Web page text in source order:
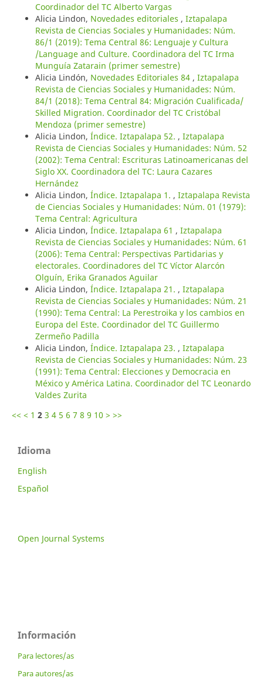
Coordinador del TC Alberto Vargas
Alicia Lindon, Novedades editoriales , Iztapalapa
Revista de Ciencias Sociales y Humanidades: Núm.
86/1 (2019): Tema Central 86: Lenguaje y Cultura
/Language and Culture. Coordinadora del TC Irma
Munguía Zatarain (primer semestre)
Alicia Lindón, Novedades Editoriales 84 , Iztapalapa
Revista de Ciencias Sociales y Humanidades: Núm.
84/1 (2018): Tema Central 84: Migración Cualificada/
Skilled Migration. Coordinador del TC Cristóbal
Mendoza (primer semestre)
Alicia Lindon, Índice. Iztapalapa 52. , Iztapalapa
Revista de Ciencias Sociales y Humanidades: Núm. 52
(2002): Tema Central: Escrituras Latinoamericanas del
Siglo XX. Coordinadora del TC: Laura Cazares
Hernández
Alicia Lindon, Índice. Iztapalapa 1. , Iztapalapa Revista
de Ciencias Sociales y Humanidades: Núm. 01 (1979):
Tema Central: Agricultura
Alicia Lindon, Índice. Iztapalapa 61 , Iztapalapa
Revista de Ciencias Sociales y Humanidades: Núm. 61
(2006): Tema Central: Perspectivas Partidarias y
electorales. Coordinadores del TC Víctor Alarcón
Olguín, Erika Granados Aguilar
Alicia Lindon, Índice. Iztapalapa 21. , Iztapalapa
Revista de Ciencias Sociales y Humanidades: Núm. 21
(1990): Tema Central: La Perestroika y los cambios en
Europa del Este. Coordinador del TC Guillermo
Zermeño Padilla
Alicia Lindon, Índice. Iztapalapa 23. , Iztapalapa
Revista de Ciencias Sociales y Humanidades: Núm. 23
(1991): Tema Central: Elecciones y Democracia en
México y América Latina. Coordinador del TC Leonardo
Valdes Zurita
<< < 1 2 3 4 5 6 7 8 9 10 > >>
Idioma
English
Español
Open Journal Systems
Información
Para lectores/as
Para autores/as